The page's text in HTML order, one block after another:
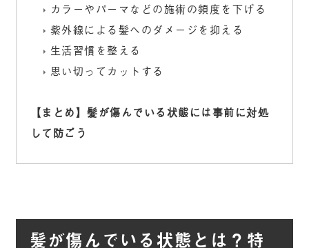
カラーやパーマなどの施術の頻度を下げる
紫外線による髪へのダメージを抑える
生活習慣を整える
思い切ってカットする
【まとめ】髪が傷んでいる状態には事前に対処
して防ごう
髪が傷んでいる状態とは？特